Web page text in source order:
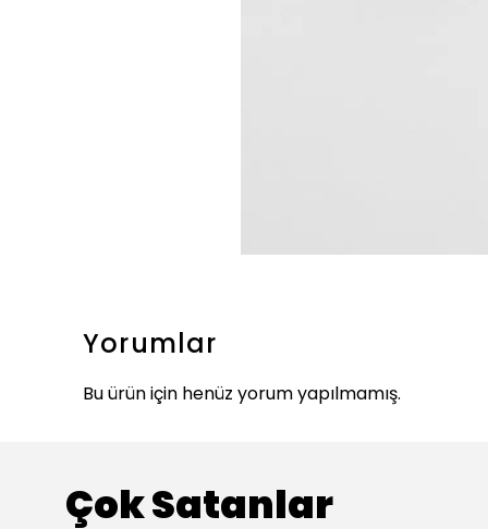
Yorumlar
Bu ürün için henüz yorum yapılmamış.
Çok Satanlar